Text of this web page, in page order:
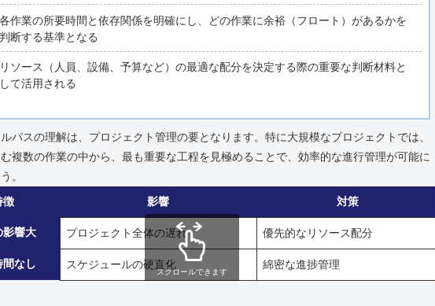
各作業の所要時間と依存関係を明確にし、どの作業に余裕（フロート）があるかを
判断する基準となる
リソース（人員、設備、予算など）の最適な配分を決定する際の重要な判断材料と
して活用される
パスの理解は、プロジェクト管理の要となります。特に大規模なプロジェクトでは、
複数の作業の中から、最も重要な工程を見極めることで、効率的な進行管理が可能に
。
徴
影響 対策
影響大 プロジェクト全体の遅れ 優先的なリソース配分
間なし スケジュールの硬直化 綿密な進捗管理
スクロールできます